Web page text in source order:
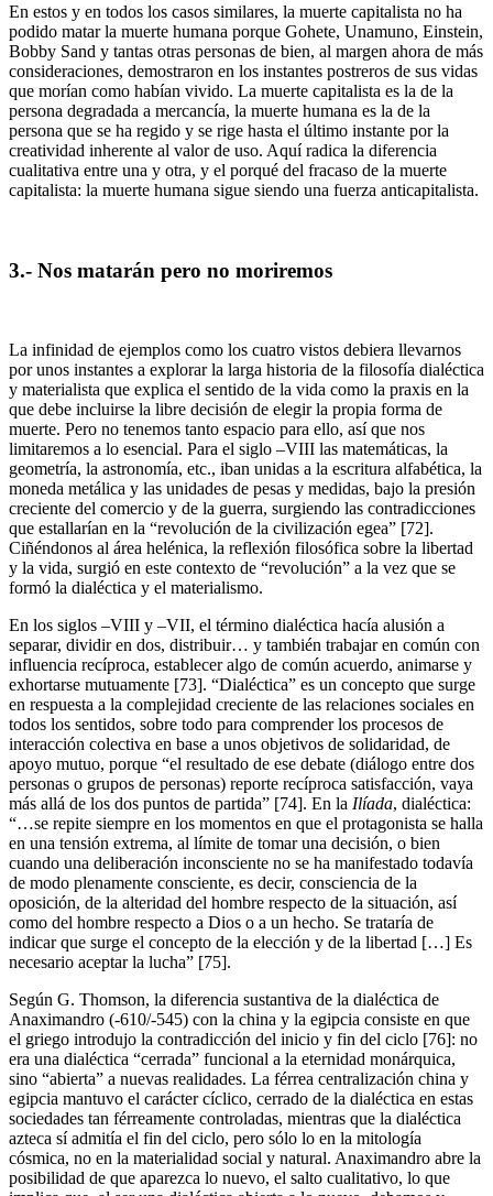
En estos y en todos los casos similares, la muerte capitalista no ha
podido matar la muerte humana porque Gohete, Unamuno, Einstein,
Bobby Sand y tantas otras personas de bien, al margen ahora de más
consideraciones, demostraron en los instantes postreros de sus vidas
que morían como habían vivido. La muerte capitalista es la de la
persona degradada a mercancía, la muerte humana es la de la
persona que se ha regido y se rige hasta el último instante por la
creatividad inherente al valor de uso. Aquí radica la diferencia
cualitativa entre una y otra, y el porqué del fracaso de la muerte
capitalista: la muerte humana sigue siendo una fuerza anticapitalista.
3.- Nos matarán pero no moriremos
La infinidad de ejemplos como los cuatro vistos debiera llevarnos
por unos instantes a explorar la larga historia de la filosofía dialéctica
y materialista que explica el sentido de la vida como la praxis en la
que debe incluirse la libre decisión de elegir la propia forma de
muerte. Pero no tenemos tanto espacio para ello, así que nos
limitaremos a lo esencial. Para el siglo –VIII las matemáticas, la
geometría, la astronomía, etc., iban unidas a la escritura alfabética, la
moneda metálica y las unidades de pesas y medidas, bajo la presión
creciente del comercio y de la guerra, surgiendo las contradicciones
que estallarían en la “revolución de la civilización egea” [72].
Ciñéndonos al área helénica, la reflexión filosófica sobre la libertad
y la vida, surgió en este contexto de “revolución” a la vez que se
formó la dialéctica y el materialismo.
En los siglos –VIII y –VII, el término dialéctica hacía alusión a
separar, dividir en dos, distribuir… y también trabajar en común con
influencia recíproca, establecer algo de común acuerdo, animarse y
exhortarse mutuamente [73]. “Dialéctica” es un concepto que surge
en respuesta a la complejidad creciente de las relaciones sociales en
todos los sentidos, sobre todo para comprender los procesos de
interacción colectiva en base a unos objetivos de solidaridad, de
apoyo mutuo, porque “el resultado de ese debate (diálogo entre dos
personas o grupos de personas) reporte recíproca satisfacción, vaya
más allá de los dos puntos de partida” [74]. En la Ilíada, dialéctica:
“…se repite siempre en los momentos en que el protagonista se halla
en una tensión extrema, al límite de tomar una decisión, o bien
cuando una deliberación inconsciente no se ha manifestado todavía
de modo plenamente consciente, es decir, consciencia de la
oposición, de la alteridad del hombre respecto de la situación, así
como del hombre respecto a Dios o a un hecho. Se trataría de
indicar que surge el concepto de la elección y de la libertad […] Es
necesario aceptar la lucha” [75].
Según G. Thomson, la diferencia sustantiva de la dialéctica de
Anaximandro (-610/-545) con la china y la egipcia consiste en que
el griego introdujo la contradicción del inicio y fin del ciclo [76]: no
era una dialéctica “cerrada” funcional a la eternidad monárquica,
sino “abierta” a nuevas realidades. La férrea centralización china y
egipcia mantuvo el carácter cíclico, cerrado de la dialéctica en estas
sociedades tan férreamente controladas, mientras que la dialéctica
azteca sí admitía el fin del ciclo, pero sólo lo en la mitología
cósmica, no en la materialidad social y natural. Anaximandro abre la
posibilidad de que aparezca lo nuevo, el salto cualitativo, lo que